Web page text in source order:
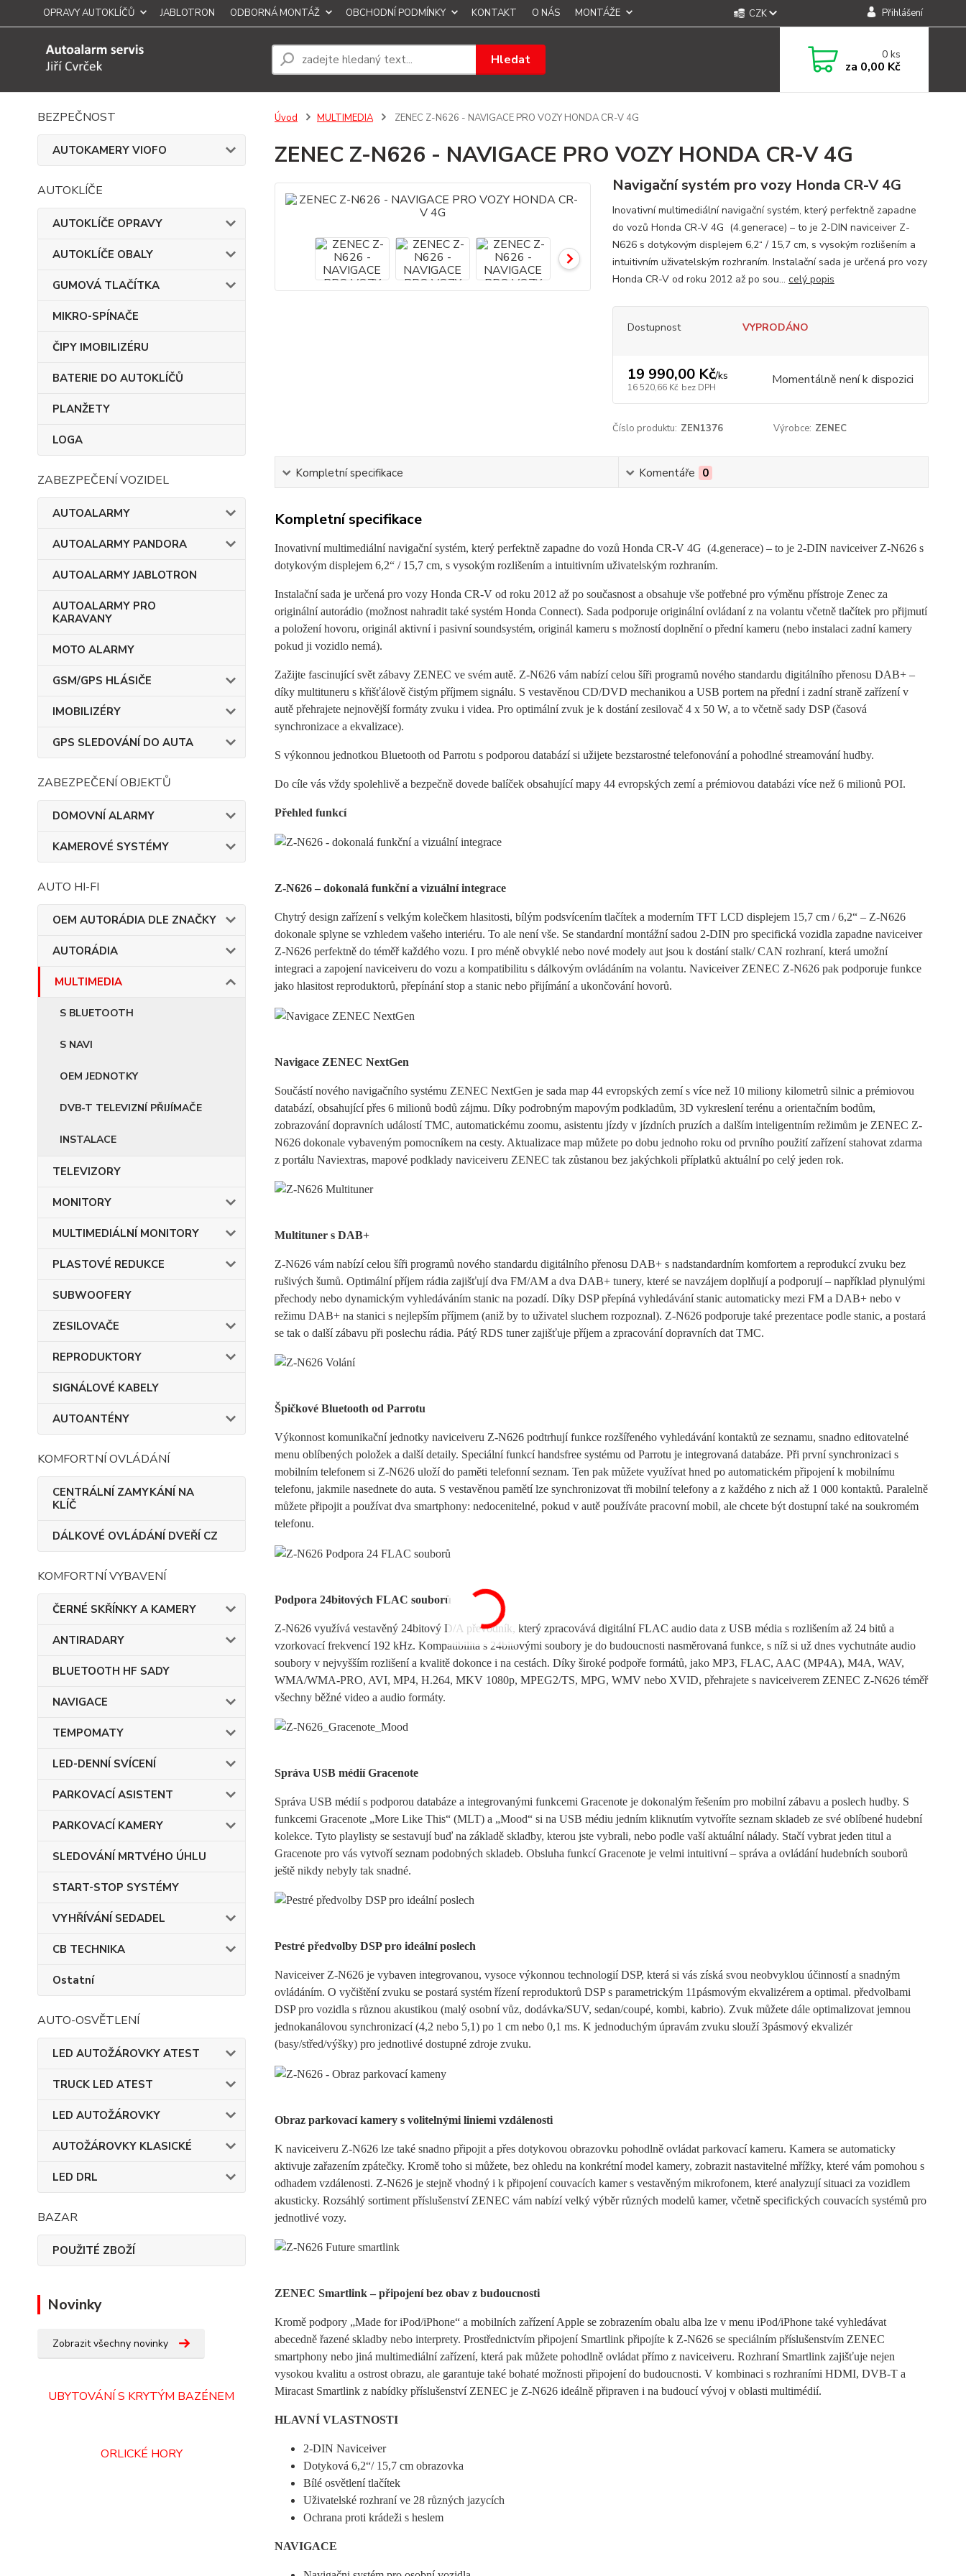
OPRAVY AUTOKLÍČŮ JABLOTRON ODBORNÁ MONTÁŽ OBCHODNÍ PODMÍNKY KONTAKT O NÁS MONTÁŽE CZK Přihlášení
Hledat 0ks
za 0,00 Kč
BEZPEČNOST
AUTOKAMERY VIOFO
AUTOKLÍČE
AUTOKLÍČE OPRAVY
AUTOKLÍČE OBALY
GUMOVÁ TLAČÍTKA
MIKRO-SPÍNAČE
ČIPY IMOBILIZÉRU
BATERIE DO AUTOKLÍČŮ
PLANŽETY
LOGA
ZABEZPEČENÍ VOZIDEL
AUTOALARMY
AUTOALARMY PANDORA
AUTOALARMY JABLOTRON
AUTOALARMY PRO
KARAVANY
MOTO ALARMY
GSM/GPS HLÁSIČE
IMOBILIZÉRY
GPS SLEDOVÁNÍ DO AUTA
ZABEZPEČENÍ OBJEKTŮ
DOMOVNÍ ALARMY
KAMEROVÉ SYSTÉMY
AUTO HI-FI
OEM AUTORÁDIA DLE ZNAČKY
AUTORÁDIA
MULTIMEDIA
S BLUETOOTH
S NAVI
OEM JEDNOTKY
DVB-T TELEVIZNÍ PŘIJÍMAČE
INSTALACE
TELEVIZORY
MONITORY
MULTIMEDIÁLNÍ MONITORY
PLASTOVÉ REDUKCE
SUBWOOFERY
ZESILOVAČE
REPRODUKTORY
SIGNÁLOVÉ KABELY
AUTOANTÉNY
KOMFORTNÍ OVLÁDÁNÍ
CENTRÁLNÍ ZAMYKÁNÍ NA
KLÍČ
DÁLKOVÉ OVLÁDÁNÍ DVEŘÍ CZ
KOMFORTNÍ VYBAVENÍ
ČERNÉ SKŘÍNKY A KAMERY
ANTIRADARY
BLUETOOTH HF SADY
NAVIGACE
TEMPOMATY
LED-DENNÍ SVÍCENÍ
PARKOVACÍ ASISTENT
PARKOVACÍ KAMERY
SLEDOVÁNÍ MRTVÉHO ÚHLU
START-STOP SYSTÉMY
VYHŘÍVÁNÍ SEDADEL
CB TECHNIKA
Ostatní
AUTO-OSVĚTLENÍ
LED AUTOŽÁROVKY ATEST
TRUCK LED ATEST
LED AUTOŽÁROVKY
AUTOŽÁROVKY KLASICKÉ
LED DRL
BAZAR
POUŽITÉ ZBOŽÍ
Novinky
Zobrazit všechny novinky
UBYTOVÁNÍ S KRYTÝM BAZÉNEM
ORLICKÉ HORY
Úvod MULTIMEDIA ZENEC Z-N626 - NAVIGACE PRO VOZY HONDA CR-V 4G
ZENEC Z-N626 - NAVIGACE PRO VOZY HONDA CR-V 4G
Navigační systém pro vozy Honda CR-V 4G
Inovativní multimediální navigační systém, který perfektně zapadne
do vozů Honda CR-V 4G (4.generace) – to je 2-DIN naviceiver Z-
N626 s dotykovým displejem 6,2“ / 15,7 cm, s vysokým rozlišením a
intuitivním uživatelským rozhraním. Instalační sada je určená pro vozy
Honda CR-V od roku 2012 až po sou... celý popis
Dostupnost VYPRODÁNO
19 990,00 Kč/ks
16 520,66 Kč bez DPH Momentálně není k dispozici
Číslo produktu: ZEN1376 Výrobce: ZENEC
Kompletní specifikace Komentáře 0
Kompletní specifikace
Inovativní multimediální navigační systém, který perfektně zapadne do vozů Honda CR-V 4G (4.generace) – to je 2-DIN naviceiver Z-N626 s
dotykovým displejem 6,2“ / 15,7 cm, s vysokým rozlišením a intuitivním uživatelským rozhraním.
Instalační sada je určená pro vozy Honda CR-V od roku 2012 až po současnost a obsahuje vše potřebné pro výměnu přístroje Zenec za
originální autorádio (možnost nahradit také systém Honda Connect). Sada podporuje originální ovládaní z na volantu včetně tlačítek pro přijmutí
a položení hovoru, originál aktivní i pasivní soundsystém, originál kameru s možností doplnění o přední kameru (nebo instalaci zadní kamery
pokud ji vozidlo nemá).
Zažijte fascinující svět zábavy ZENEC ve svém autě. Z-N626 vám nabízí celou šíři programů nového standardu digitálního přenosu DAB+ –
díky multituneru s křišťálově čistým příjmem signálu. S vestavěnou CD/DVD mechanikou a USB portem na přední i zadní straně zařízení v
autě přehrajete nejnovější formáty zvuku i videa. Pro optimální zvuk je k dostání zesilovač 4 x 50 W, a to včetně sady DSP (časová
synchronizace a ekvalizace).
S výkonnou jednotkou Bluetooth od Parrotu s podporou databází si užijete bezstarostné telefonování a pohodlné streamování hudby.
Do cíle vás vždy spolehlivě a bezpečně dovede balíček obsahující mapy 44 evropských zemí a prémiovou databázi více než 6 milionů POI.
Přehled funkcí
Z-N626 – dokonalá funkční a vizuální integrace
Chytrý design zařízení s velkým kolečkem hlasitosti, bílým podsvícením tlačítek a moderním TFT LCD displejem 15,7 cm / 6,2“ – Z-N626
dokonale splyne se vzhledem vašeho interiéru. To ale není vše. Se standardní montážní sadou 2-DIN pro specifická vozidla zapadne naviceiver
Z-N626 perfektně do téměř každého vozu. I pro méně obvyklé nebo nové modely aut jsou k dostání stalk/ CAN rozhraní, která umožní
integraci a zapojení naviceiveru do vozu a kompatibilitu s dálkovým ovládáním na volantu. Naviceiver ZENEC Z-N626 pak podporuje funkce
jako hlasitost reproduktorů, přepínání stop a stanic nebo přijímání a ukončování hovorů.
Navigace ZENEC NextGen
Součástí nového navigačního systému ZENEC NextGen je sada map 44 evropských zemí s více než 10 miliony kilometrů silnic a prémiovou
databází, obsahující přes 6 milionů bodů zájmu. Díky podrobným mapovým podkladům, 3D vykreslení terénu a orientačním bodům,
zobrazování dopravních událostí TMC, automatickému zoomu, asistentu jízdy v jízdních pruzích a dalším inteligentním režimům je ZENEC Z-
N626 dokonale vybaveným pomocníkem na cesty. Aktualizace map můžete po dobu jednoho roku od prvního použití zařízení stahovat zdarma
z portálu Naviextras, mapové podklady naviceiveru ZENEC tak zůstanou bez jakýchkoli příplatků aktuální po celý jeden rok.
Multituner s DAB+
Z-N626 vám nabízí celou šíři programů nového standardu digitálního přenosu DAB+ s nadstandardním komfortem a reprodukcí zvuku bez
rušivých šumů. Optimální příjem rádia zajišťují dva FM/AM a dva DAB+ tunery, které se navzájem doplňují a podporují – například plynulými
přechody nebo dynamickým vyhledáváním stanic na pozadí. Díky DSP přepíná vyhledávání stanic automaticky mezi FM a DAB+ nebo v
režimu DAB+ na stanici s nejlepším příjmem (aniž by to uživatel sluchem rozpoznal). Z-N626 podporuje také prezentace podle stanic, a postará
se tak o další zábavu při poslechu rádia. Pátý RDS tuner zajišťuje příjem a zpracování dopravních dat TMC.
Špičkové Bluetooth od Parrotu
Výkonnost komunikační jednotky naviceiveru Z-N626 podtrhují funkce rozšířeného vyhledávání kontaktů ze seznamu, snadno editovatelné
menu oblíbených položek a další detaily. Speciální funkcí handsfree systému od Parrotu je integrovaná databáze. Při první synchronizaci s
mobilním telefonem si Z-N626 uloží do paměti telefonní seznam. Ten pak můžete využívat hned po automatickém připojení k mobilnímu
telefonu, jakmile nasednete do auta. S vestavěnou pamětí lze synchronizovat tři mobilní telefony a z každého z nich až 1 000 kontaktů. Paralelně
můžete připojit a používat dva smartphony: nedocenitelné, pokud v autě používáte pracovní mobil, ale chcete být dostupní také na soukromém
telefonu.
Podpora 24bitových FLAC souborů
Z-N626 využívá vestavěný 24bitový D/A převodník, který zpracovává digitální FLAC audio data z USB média s rozlišením až 24 bitů a
vzorkovací frekvencí 192 kHz. Kompatibilita s 24bitovými soubory je do budoucnosti nasměrovaná funkce, s níž si už dnes vychutnáte audio
soubory v nejvyšším rozlišení a kvalitě dokonce i na cestách. Díky široké podpoře formátů, jako MP3, FLAC, AAC (MP4A), M4A, WAV,
WMA/WMA-PRO, AVI, MP4, H.264, MKV 1080p, MPEG2/TS, MPG, WMV nebo XVID, přehrajete s naviceiverem ZENEC Z-N626 téměř
všechny běžné video a audio formáty.
Správa USB médií Gracenote
Správa USB médií s podporou databáze a integrovanými funkcemi Gracenote je dokonalým řešením pro mobilní zábavu a poslech hudby. S
funkcemi Gracenote „More Like This“ (MLT) a „Mood“ si na USB médiu jedním kliknutím vytvoříte seznam skladeb ze své oblíbené hudební
kolekce. Tyto playlisty se sestavují buď na základě skladby, kterou jste vybrali, nebo podle vaší aktuální nálady. Stačí vybrat jeden titul a
Gracenote pro vás vytvoří seznam podobných skladeb. Obsluha funkcí Gracenote je velmi intuitivní – správa a ovládání hudebních souborů
ještě nikdy nebyly tak snadné.
Pestré předvolby DSP pro ideální poslech
Naviceiver Z-N626 je vybaven integrovanou, vysoce výkonnou technologií DSP, která si vás získá svou neobvyklou účinností a snadným
ovládáním. O vyčištění zvuku se postará systém řízení reproduktorů DSP s parametrickým 11pásmovým ekvalizérem a optimal. předvolbami
DSP pro vozidla s různou akustikou (malý osobní vůz, dodávka/SUV, sedan/coupé, kombi, kabrio). Zvuk můžete dále optimalizovat jemnou
jednokanálovou synchronizací (4,2 nebo 5,1) po 1 cm nebo 0,1 ms. K jednoduchým úpravám zvuku slouží 3pásmový ekvalizér
(basy/střed/výšky) pro jednotlivé dostupné zdroje zvuku.
Obraz parkovací kamery s volitelnými liniemi vzdálenosti
K naviceiveru Z-N626 lze také snadno připojit a přes dotykovou obrazovku pohodlně ovládat parkovací kameru. Kamera se automaticky
aktivuje zařazením zpátečky. Kromě toho si můžete, bez ohledu na konkrétní model kamery, zobrazit nastavitelné mřížky, které vám pomohou s
odhadem vzdálenosti. Z-N626 je stejně vhodný i k připojení couvacích kamer s vestavěným mikrofonem, které analyzují situaci za vozidlem
akusticky. Rozsáhlý sortiment příslušenství ZENEC vám nabízí velký výběr různých modelů kamer, včetně specifických couvacích systémů pro
jednotlivé vozy.
ZENEC Smartlink – připojení bez obav z budoucnosti
Kromě podpory „Made for iPod/iPhone“ a mobilních zařízení Apple se zobrazením obalu alba lze v menu iPod/iPhone také vyhledávat
abecedně řazené skladby nebo interprety. Prostřednictvím připojení Smartlink připojíte k Z-N626 se speciálním příslušenstvím ZENEC
smartphony nebo jiná multimediální zařízení, která pak můžete pohodlně ovládat přímo z naviceiveru. Rozhraní Smartlink zajišťuje nejen
vysokou kvalitu a ostrost obrazu, ale garantuje také bohaté možnosti připojení do budoucnosti. V kombinaci s rozhraními HDMI, DVB-T a
Miracast Smartlink z nabídky příslušenství ZENEC je Z-N626 ideálně připraven i na budoucí vývoj v oblasti multimédií.
HLAVNÍ VLASTNOSTI
2-DIN Naviceiver
Dotyková 6,2“/ 15,7 cm obrazovka
Bílé osvětlení tlačítek
Uživatelské rozhraní ve 28 různých jazycích
Ochrana proti krádeži s heslem
NAVIGACE